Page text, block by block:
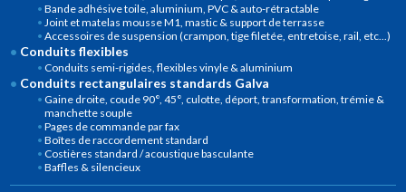
Bande adhésive toile, aluminium, PVC & auto-rétractable
Joint et matelas mousse M1, mastic & support de terrasse
Accessoires de suspension (crampon, tige filetée, entretoise, rail, etc...)
Conduits flexibles
Conduits semi-rigides, flexibles vinyle & aluminium
Conduits rectangulaires standards Galva
Gaine droite, coude 90°, 45°, culotte, déport, transformation, trémie &
manchette souple
Pages de commande par fax
Boîtes de raccordement standard
Costières standard / acoustique basculante
Baffles & silencieux